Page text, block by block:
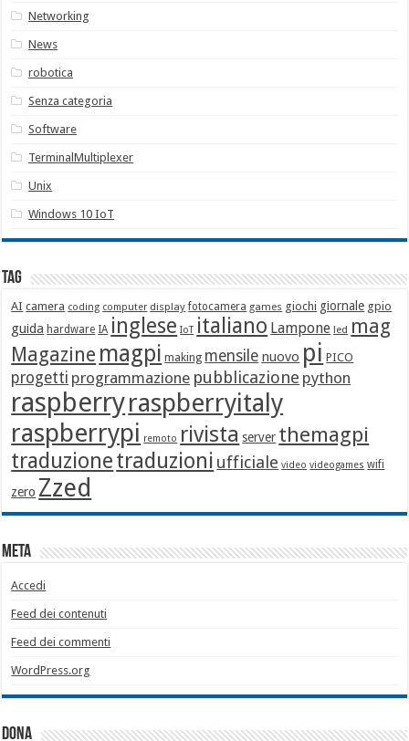
Networking
News
robotica
Senza categoria
Software
TerminalMultiplexer
Unix
Windows 10 IoT
Tag
AI camera coding computer display fotocamera games giochi giornale gpio
guida hardware IA inglese IoT italiano Lampone led mag
Magazine magpi making mensile nuovo pi PICO
progetti programmazione pubblicazione python
raspberryraspberryitaly
raspberrypi remoto rivista server themagpi
traduzionetraduzioni ufficiale video videogames wifi
zero Zzed
Meta
Accedi
Feed dei contenuti
Feed dei commenti
WordPress.org
Dona